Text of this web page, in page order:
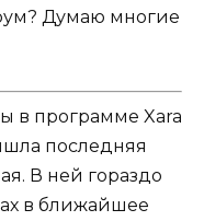
Думаю многие
в программе Xara
последняя
В ней гораздо
в ближайшее